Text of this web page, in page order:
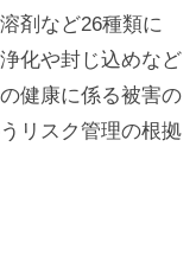
剤など26種類に
化や封じ込めなど
健康に係る被害の
リスク管理の根拠